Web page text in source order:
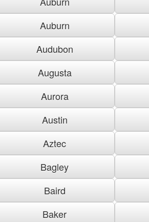
Auburn
Audubon
Augusta
Aurora
Austin
Aztec
Bagley
Baird
Baker